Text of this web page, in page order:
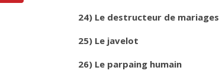
24) Le destructeur de mariages
25) Le javelot
26) Le parpaing humain